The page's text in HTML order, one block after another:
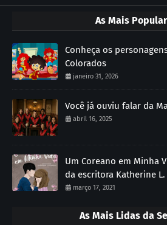
As Mais
Conheça os
Colorados
janeiro 31, 2026
Você já ouviu falar da
abril 16, 2025
Um Coreano em Minha
da escritora Katherine
março 17, 2021
As Mais Lidas da